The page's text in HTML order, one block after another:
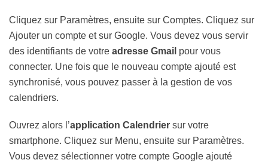
Cliquez sur Paramètres, ensuite sur Comptes. Cliquez sur
Ajouter un compte et sur Google. Vous devez vous servir
des identifiants de votre adresse Gmail pour vous
connecter. Une fois que le nouveau compte ajouté est
synchronisé, vous pouvez passer à la gestion de vos
calendriers.
Ouvrez alors l’application Calendrier sur votre
smartphone. Cliquez sur Menu, ensuite sur Paramètres.
Vous devez sélectionner votre compte Google ajouté